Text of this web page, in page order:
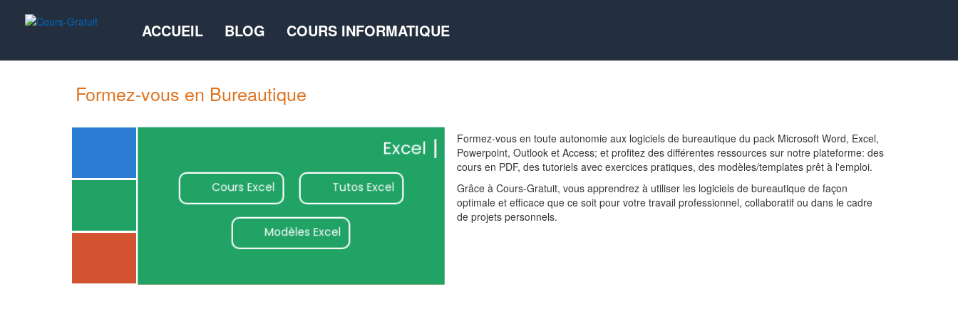
ACCUEIL BLOG COURS INFORMATIQUE
Formez-vous en Bureautique
Excel
Cours Excel Tutos Excel
Modèles Excel
Formez-vous en toute autonomie aux logiciels de bureautique du pack Microsoft Word, Excel,
Powerpoint, Outlook et Access; et profitez des différentes ressources sur notre plateforme: des
cours en PDF, des tutoriels avec exercices pratiques, des modèles/templates prêt à l'emploi.
Grâce à Cours-Gratuit, vous apprendrez à utiliser les logiciels de bureautique de façon
optimale et efficace que ce soit pour votre travail professionnel, collaboratif ou dans le cadre
de projets personnels.